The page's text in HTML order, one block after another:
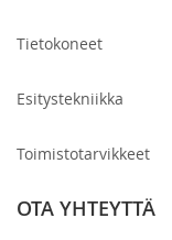
Tietokoneet
Esitystekniikka
Toimistotarvikkeet
OTA YHTEYTTÄ